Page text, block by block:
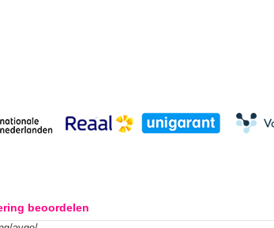
beoordelen